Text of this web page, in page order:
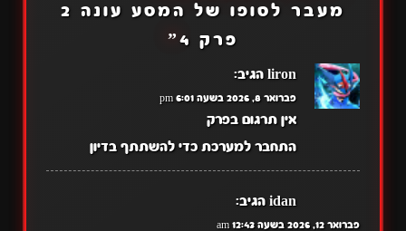
מעבר לסופו של המסע עונה 2
פרק 4
”
liron הגיב:
פברואר 8, 2026 בשעה 6:01 pm
אין תרגום בפרק
התחבר למערכת כדי להשתתף בדיון
idan הגיב:
פברואר 12, 2026 בשעה 12:43 am